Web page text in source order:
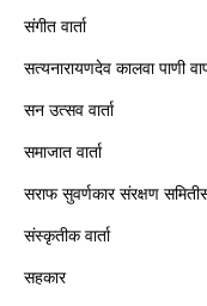
संगीत वार्ता
सत्यनारायणदेव कालवा पाणी
सन उत्सव वार्ता
समाजात वार्ता
सराफ सुवर्णकार संरक्षण
संस्कृतीक वार्ता
सहकार